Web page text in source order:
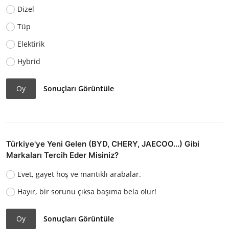
Dizel
Tüp
Elektirik
Hybrid
Oy Sonuçları Görüntüle
Türkiye'ye Yeni Gelen (BYD, CHERY, JAECOO...) Gibi
Markaları Tercih Eder Misiniz?
Evet, gayet hoş ve mantıklı arabalar.
Hayır, bir sorunu çıksa başıma bela olur!
Oy Sonuçları Görüntüle